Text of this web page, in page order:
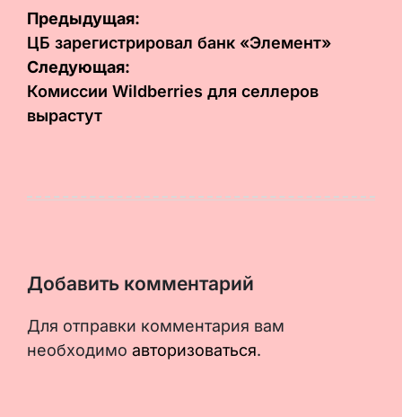
Навигация
по
записям
Предыдущая:
ЦБ зарегистрировал банк «Элемент»
Следующая:
Комиссии Wildberries для селлеров
вырастут
Добавить комментарий
Для отправки комментария вам
необходимо авторизоваться.